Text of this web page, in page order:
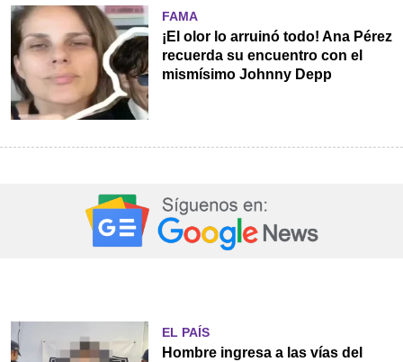
FAMA
¡El olor lo arruinó todo! Ana Pérez
recuerda su encuentro con el
mismísimo Johnny Depp
EL PAÍS
Hombre ingresa a las vías del